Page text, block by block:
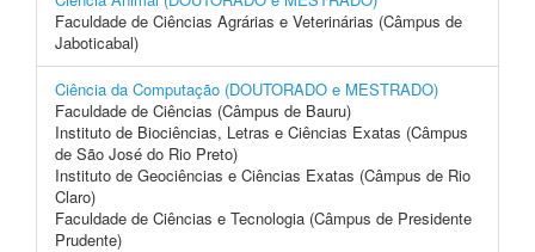
Faculdade de Ciências Agrárias e Veterinárias (Câmpus de
Jaboticabal)
Ciência da Computação (DOUTORADO e MESTRADO)
Faculdade de Ciências (Câmpus de Bauru)
Instituto de Biociências, Letras e Ciências Exatas (Câmpus
de São José do Rio Preto)
Instituto de Geociências e Ciências Exatas (Câmpus de Rio
Claro)
Faculdade de Ciências e Tecnologia (Câmpus de Presidente
Prudente)